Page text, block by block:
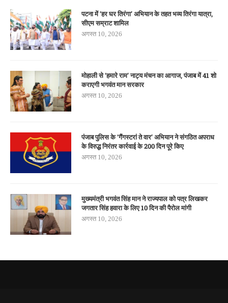
पटना में ‘हर घर तिरंगा’ अभियान के तहत भव्य तिरंगा यात्रा,
सीएम सम्राट शामिल
अगस्त 10, 2026
मोहाली से ‘हमारे राम’ नाट्य मंचन का आगाज, पंजाब में 41 शो
कराएगी भगवंत मान सरकार
अगस्त 10, 2026
पंजाब पुलिस के ‘गैंगस्टरां ते वार’ अभियान ने संगठित अपराध
के विरुद्ध निरंतर कार्रवाई के 200 दिन पूरे किए
अगस्त 10, 2026
मुख्यमंत्री भगवंत सिंह मान ने राज्यपाल को पत्र लिखकर
जगतार सिंह हवारा के लिए 10 दिन की पैरोल मांगी
अगस्त 10, 2026